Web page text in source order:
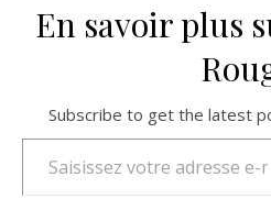
En savoir plus
Subscribe to get the latest
Saisissez votre adresse e-mail…